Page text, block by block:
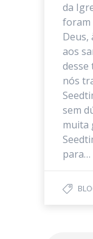
da
foram
Deus,
aos
desse
nós
sem
muita
para…